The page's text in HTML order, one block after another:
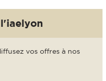
vos offres à nos